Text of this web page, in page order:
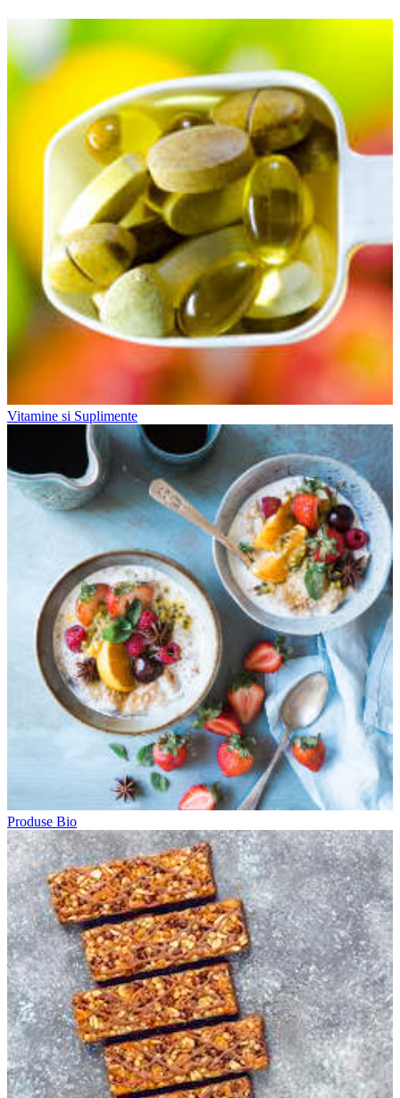
Vitamine si Suplimente
Produse Bio